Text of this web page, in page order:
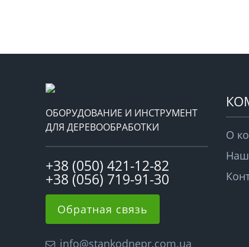
ОБОРУДОВАНИЕ И ИНСТРУМЕНТ
ДЛЯ ДЕРЕВООБРАБОТКИ
+38 (050) 421-12-82
+38 (056) 719-91-30
Обратная связь
info@stankodnepr.com.ua
О